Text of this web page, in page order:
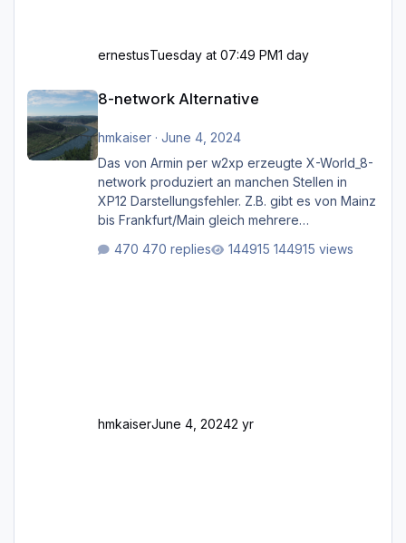
ernestusTuesday at 07:49 PM1 day
8-network Alternative
hmkaiser· June 4, 2024
Das von Armin per w2xp erzeugte X-World_8-
network produziert an manchen Stellen in
XP12 Darstellungsfehler. Z.B. gibt es von Mainz
bis Frankfurt/Main gleich mehrere
zugemauert sind. Niederräder Brücke
470 replies 144915 views
hmkaiserJune 4, 20242 yr